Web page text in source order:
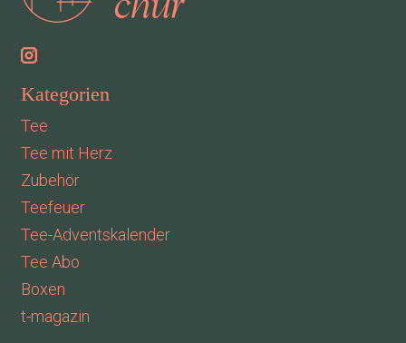
Kategorien
Tee
Tee mit Herz
Zubehör
Teefeuer
Tee-Adventskalender
Tee Abo
Boxen
t-magazin